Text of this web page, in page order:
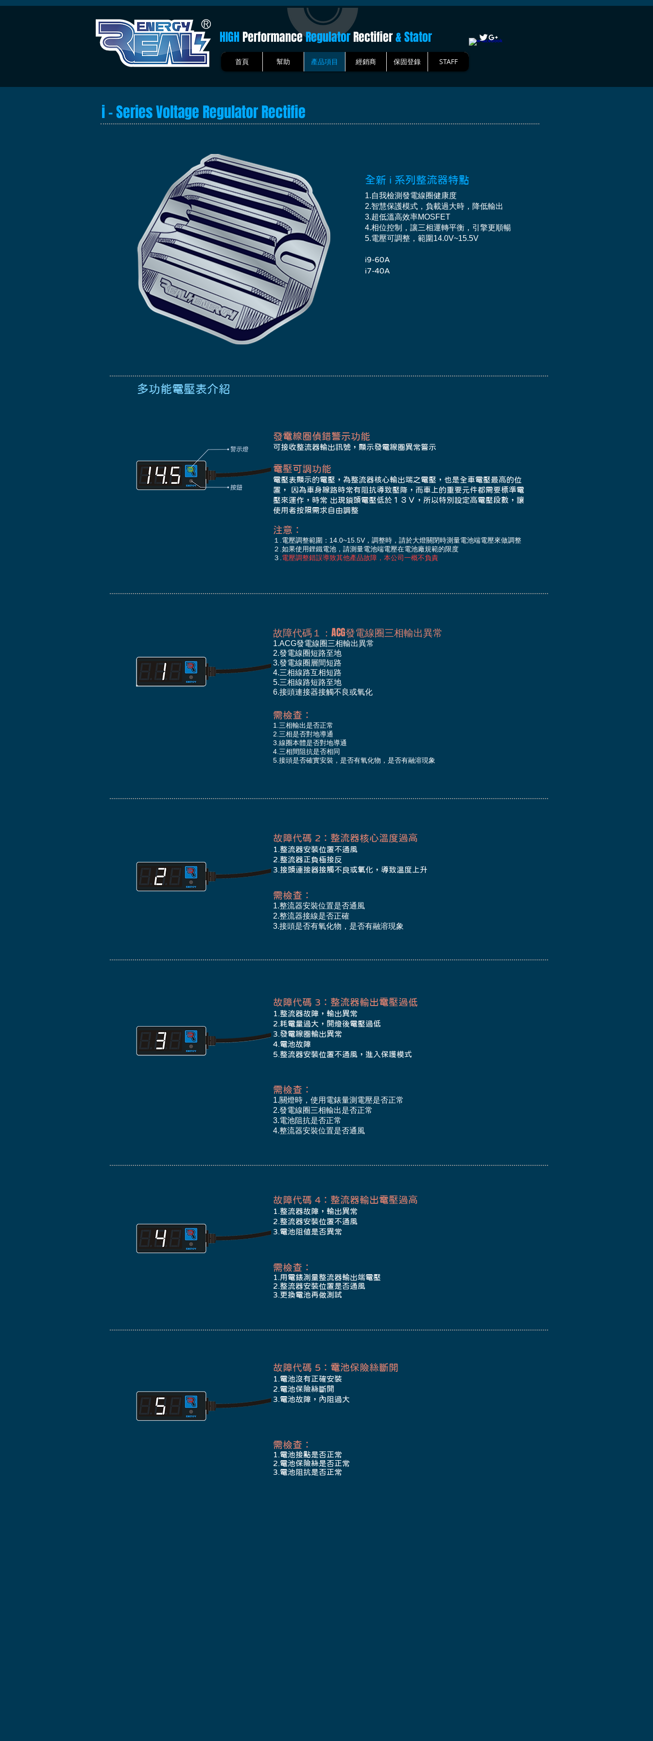
​i - Series Voltage Regulator Rectifie
​全新 i 系列整流器特點
1.自我檢測發電線圈健康度
2.智慧保護模式，負載過大時，降低輸出
3.超低溫高效率MOSFET
4.相位控制，讓三相運轉平衡，引擎更順暢
5.電壓可調整，範圍14.0V~15.5V
i9-60A
i7-40A
​多功能電壓表介紹
發電線圈偵錯警示功能
​可接收整流器輸出訊號，顯示發電線圈異常警示
​電壓可調功能
電壓表顯示的電壓，為整流器核心輸出端之電壓，也是全車電壓最高的位
置， 因為車身線路時常有阻抗導致壓降，而車上的重要元件都需要標準電
壓來運作，時常 出現鎖頭電壓低於１３Ｖ，所以特別設定高電壓段數，讓
使用者按照需求自由調整
​注意：
１.電壓調整範圍：14.0~15.5V，調整時，請於大燈關閉時測量電池端電壓來做調整
２.如果使用鋰鐵電池，請測量電池端電壓在電池廠規範的限度
３. 電壓調整錯誤導致其他產品故障，本公司一概不負責
故障代碼１：ACG發電線圈三相輸出異常
1.ACG發電線圈三相輸出異常
2.發電線圈短路至地
3.發電線圈層間短路
4.三相線路互相短路
5.三相線路短路至地
6.接頭連接器接觸不良或氧化
​需檢查：
1.三相輸出是否正常
2.三相是否對地導通
3.線圈本體是否對地導通
4.三相間阻抗是否相同
5.接頭是否確實安裝，是否有氧化物，是否有融溶現象
故障代碼 2：整流器核心溫度過高
1.整流器安裝位置不通風
2.整流器正負極接反
3.接頭連接器接觸不良或氧化，導致溫度上升
​需檢查：
1.整流器安裝位置是否通風
2.整流器接線是否正確
3.接頭是否有氧化物，是否有融溶現象
故障代碼 3：整流器輸出電壓過低
1.整流器故障，輸出異常
2.耗電量過大，開燈後電壓過低
3.發電線圈輸出異常
4.電池故障
5.整流器安裝位置不通風，進入保護模式
​需檢查：
1.關燈時，使用電錶量測電壓是否正常
2.發電線圈三相輸出是否正常
3.電池阻抗是否正常
4.整流器安裝位置是否通風
故障代碼 4：整流器輸出電壓過高
1.整流器故障，輸出異常
2.整流器安裝位置不通風
3.電池阻值是否異常
​需檢查：
1.用電錶測量整流器輸出端電壓
2.整流器安裝位置是否通風
3.更換電池再做測試
故障代碼 5：電池保險絲斷開
1.電池沒有正確安裝
2.電池保險絲斷開
3.電池故障，內阻過大
​需檢查：
1.電池接點是否正常
2.電池保險絲是否正常
3.電池阻抗是否正常
HIGH PerformanceRegulatorRectifier& Stator
首頁 幫助 產品項目 經銷商 保固登錄 STAFF